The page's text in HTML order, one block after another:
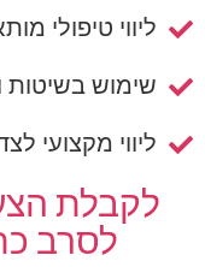
ליווי טיפולי
שימוש בשיטות
ליווי מקצועי
לקבלת
לסרב